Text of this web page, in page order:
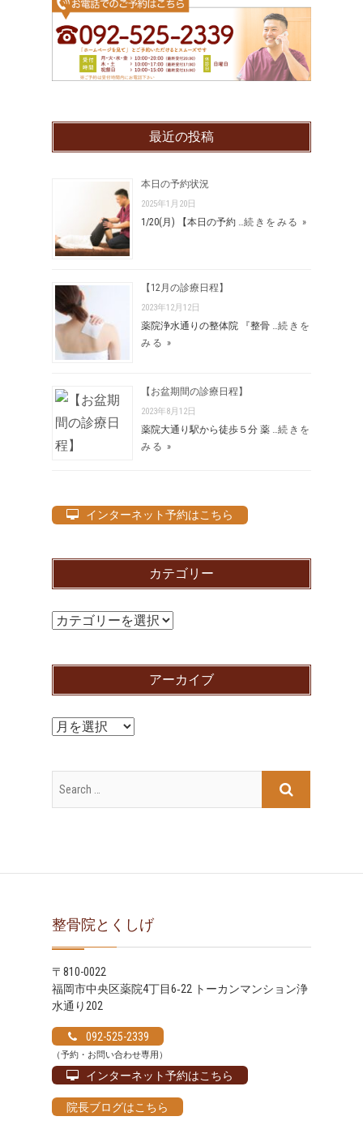
最近の投稿
本日の予約状況
2025年1月20日
1/20(月) 【本日の予約 …続きをみる »
【12月の診療日程】
2023年12月12日
薬院浄水通りの整体院 『整骨 …続きを
みる »
【お盆期間の診療日程】
2023年8月12日
薬院大通り駅から徒歩５分 薬 …続きを
みる »
インターネット予約はこちら
カテゴリー
カ
ゴ
アーカイブ
ア
カ
イ
整骨院とくしげ
〒810-0022
福岡市中央区薬院4丁目6‐22 トーカンマンション浄
水通り202
092-525-2339
（予約・お問い合わせ専用）
インターネット予約はこちら
院長ブログはこちら